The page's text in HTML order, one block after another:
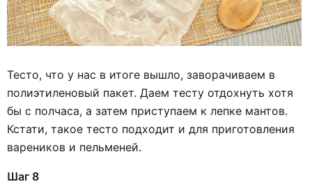
Тесто, что у нас в итоге вышло, заворачиваем в
полиэтиленовый пакет. Даем тесту отдохнуть хотя
бы с полчаса, а затем приступаем к лепке мантов.
Кстати, такое тесто подходит и для приготовления
вареников и пельменей.
Шаг 8